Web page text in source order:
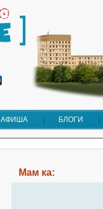
АФИША БЛОГИ
Мам ка: